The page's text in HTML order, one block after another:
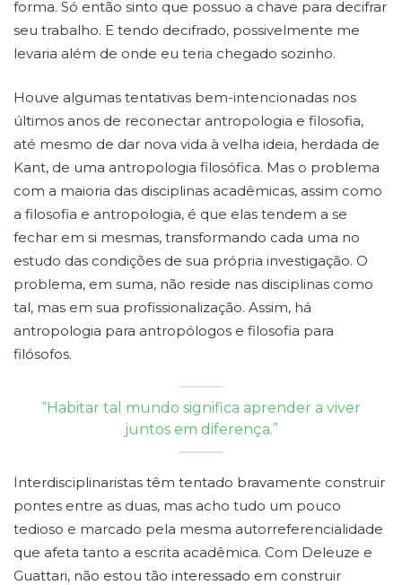
forma. Só então sinto que possuo a chave para decifrar
seu trabalho. E tendo decifrado, possivelmente me
levaria além de onde eu teria chegado sozinho.
Houve algumas tentativas bem-intencionadas nos
últimos anos de reconectar antropologia e filosofia,
até mesmo de dar nova vida à velha ideia, herdada de
Kant, de uma antropologia filosófica. Mas o problema
com a maioria das disciplinas acadêmicas, assim como
a filosofia e antropologia, é que elas tendem a se
fechar em si mesmas, transformando cada uma no
estudo das condições de sua própria investigação. O
problema, em suma, não reside nas disciplinas como
tal, mas em sua profissionalização. Assim, há
antropologia para antropólogos e filosofia para
filósofos.
“Habitar tal mundo significa aprender a viver
juntos em diferença.”
Interdisciplinaristas têm tentado bravamente construir
pontes entre as duas, mas acho tudo um pouco
tedioso e marcado pela mesma autorreferencialidade
que afeta tanto a escrita acadêmica. Com Deleuze e
Guattari, não estou tão interessado em construir